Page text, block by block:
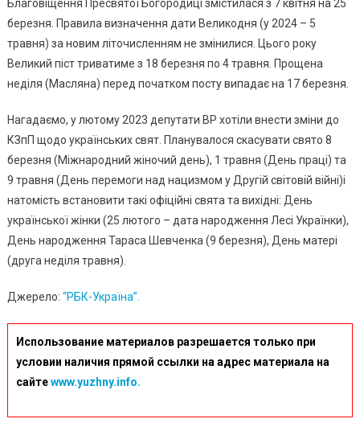
Благовіщення Пресвятої Богородиці змістилася з 7 квітня на 25
березня. Правила визначення дати Великодня (у 2024 – 5
травня) за новим літочисленням не змінилися. Цього року
Великий піст триватиме з 18 березня по 4 травня. Прощена
неділя (Масляна) перед початком посту випадає на 17 березня.
Нагадаємо, у лютому 2023 депутати ВР хотіли внести зміни до
КЗпП щодо українських свят. Планувалося скасувати свято 8
березня (Міжнародний жіночий день), 1 травня (День праці) та
9 травня (День перемоги над нацизмом у Другій світовій війні)і
натомість встановити такі офіційні свята та вихідні: День
української жінки (25 лютого – дата народження Лесі Українки),
День народження Тараса Шевченка (9 березня), День матері
(друга неділя травня).
Джерело: “РБК-Україна”.
Использование материалов разрешается только при
условии наличия прямой ссылки на адрес материала на
сайтеwww.yuzhny.info.